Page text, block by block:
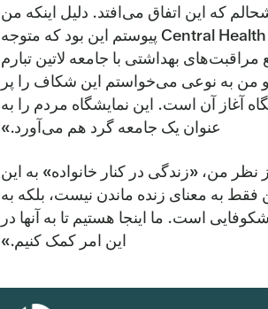
که این اتفاق می‌افتد. دلیل اینکه من
(در سال ۲۰۲۱) به Central Health پیوستم این بود که متوجه
مراقبت‌های بهداشتی با جامعه لاتین تبارم
من به نوعی می‌خواستم این شکاف را پر
آغاز آن است. این نمایشگاه مردم را به
عنوان یک جامعه گرد هم می‌آورد.»
نظر من، «زندگی در کنار خانواده» به این
به معنای زنده ماندن نیست، بلکه به
است. ما اینجا هستیم تا به آنها در
این امر کمک کنیم.»